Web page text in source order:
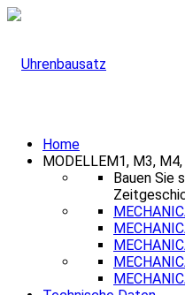
Home
MODELLEM1, M3,
Bauen Sie